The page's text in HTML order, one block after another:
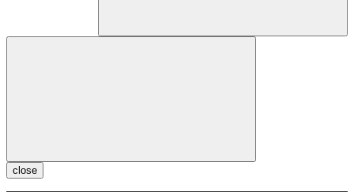
close